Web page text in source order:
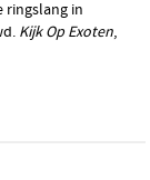
ringslang in
Kijk Op Exoten,